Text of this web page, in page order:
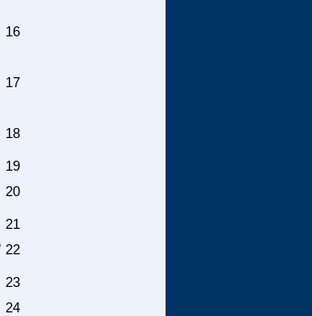
16
17
18
19
20
21
22
23
24